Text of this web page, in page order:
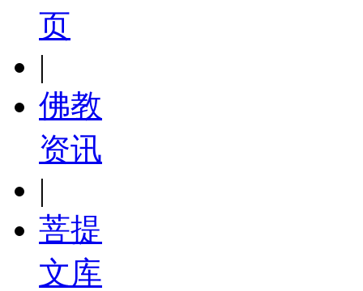
页
|
佛教
资讯
|
菩提
文库